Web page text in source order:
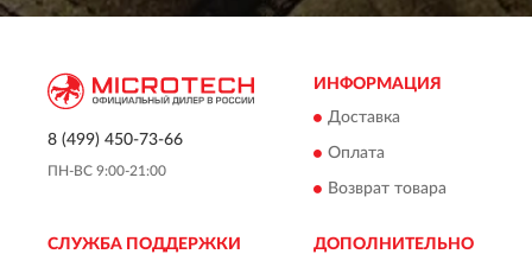
8 (499) 450-73-66
ПН-ВС 9:00-21:00
ИНФОРМАЦИЯ
Доставка
Оплата
Возврат товара
СЛУЖБА ПОДДЕРЖКИ ДОПОЛНИТЕЛЬНО